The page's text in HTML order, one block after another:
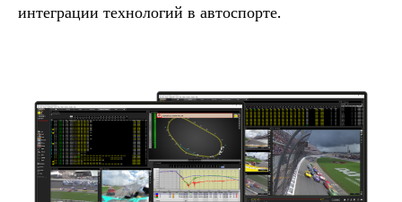
интеграции технологий в автоспорте.